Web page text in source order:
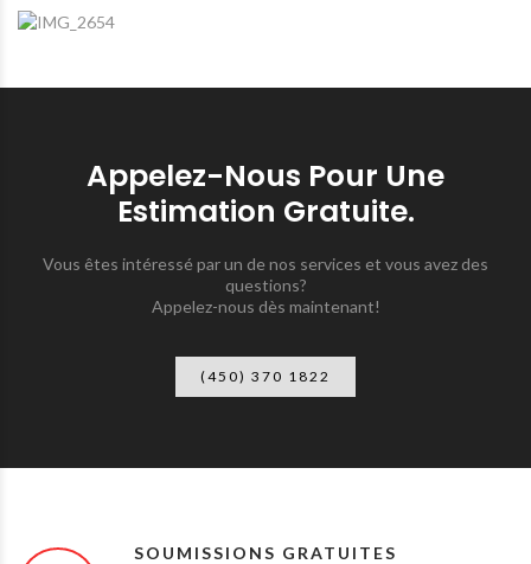
Appelez-Nous Pour Une
Estimation Gratuite.
Vous êtes intéressé par un de nos services et vous avez des
questions?
Appelez-nous dès maintenant!
(450) 370 1822
SOUMISSIONS GRATUITES